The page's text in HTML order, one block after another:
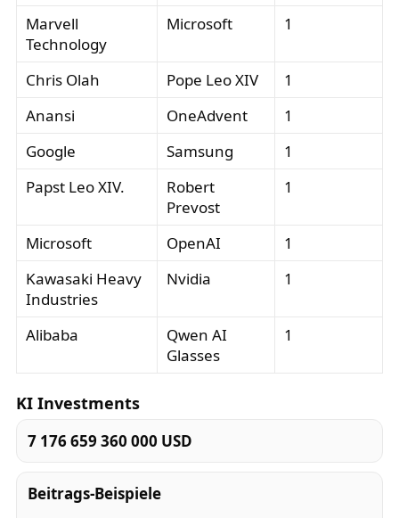
Marvell
Technology
Microsoft 1
Chris Olah Pope Leo XIV
1
Anansi
OneAdvent
1
Google
Samsung
1
Papst Leo XIV.
Robert
Prevost
1
Microsoft OpenAI
1
Kawasaki Heavy
Industries
Nvidia 1
Alibaba
Qwen AI
Glasses
1
KI Investments
7 176 659 360 000 USD
Beitrags-Beispiele